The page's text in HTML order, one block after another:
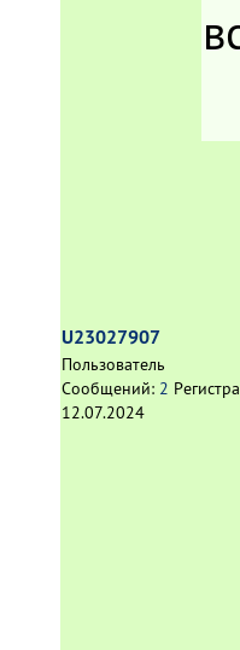
U23027907
Пользователь
Сообщений: 2
12.07.2024